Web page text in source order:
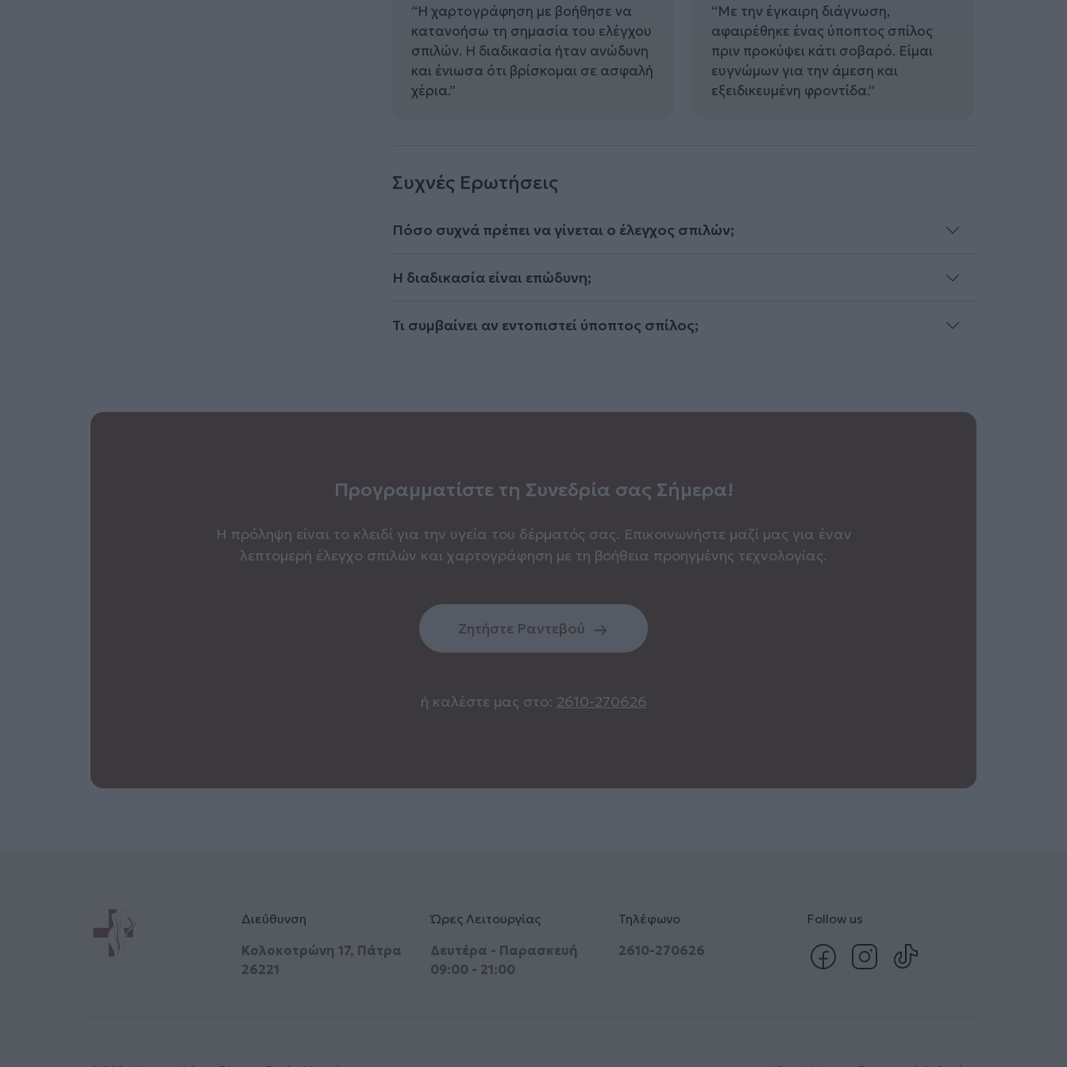
“Η χαρτογράφηση με βοήθησε να
κατανοήσω τη σημασία του ελέγχου
σπιλών. Η διαδικασία ήταν ανώδυνη
και ένιωσα ότι βρίσκομαι σε ασφαλή
χέρια.”
“Με την έγκαιρη διάγνωση,
αφαιρέθηκε ένας ύποπτος σπίλος
πριν προκύψει κάτι σοβαρό. Είμαι
ευγνώμων για την άμεση και
εξειδικευμένη φροντίδα.”
Συχνές Ερωτήσεις
Πόσο συχνά πρέπει να γίνεται ο έλεγχος σπιλών;
Η διαδικασία είναι επώδυνη;
Τι συμβαίνει αν εντοπιστεί ύποπτος σπίλος;
Προγραμματίστε τη Συνεδρία σας Σήμερα!
Η πρόληψη είναι το κλειδί για την υγεία του δέρματός σας. Επικοινωνήστε μαζί μας για έναν
λεπτομερή έλεγχο σπιλών και χαρτογράφηση με τη βοήθεια προηγμένης τεχνολογίας.
Ζητήστε Ραντεβού
ή καλέστε μας στο: 2610-270626
Διεύθυνση
Κολοκοτρώνη 17, Πάτρα
26221
Ώρες Λειτουργίας
Δευτέρα - Παρασκευή
09:00 - 21:00
Τηλέφωνο
2610-270626
Follow us